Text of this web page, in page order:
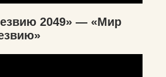
2049» — «Мир